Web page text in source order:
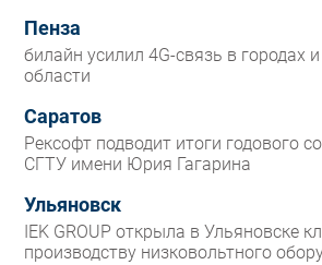
Пенза
билайн усилил 4G-связь в городах
области
Саратов
Рексофт подводит итоги годового
СГТУ имени Юрия Гагарина
Ульяновск
IEK GROUP открыла в Ульяновске
производству низковольтного